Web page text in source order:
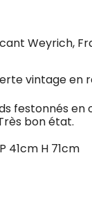
Weyrich,
vintage en
festonnés
bon état.
41cm H 71cm